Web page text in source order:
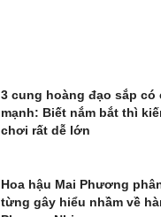
3 cung hoàng đạo sắp có
mạnh: Biết nắm bắt thì
chơi rất dễ lớn
Hoa hậu Mai Phương
từng gây hiểu nhầm về